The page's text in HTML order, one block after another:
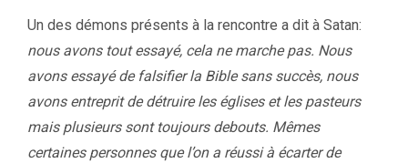
Un des démons présents à la rencontre a dit à Satan:
nous avons tout essayé, cela ne marche pas. Nous
avons essayé de falsifier la Bible sans succès, nous
avons entreprit de détruire les églises et les pasteurs
mais plusieurs sont toujours debouts. Mêmes
certaines personnes que l’on a réussi à écarter de